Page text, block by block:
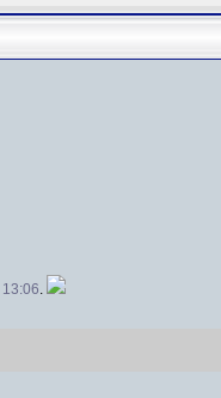
13:06